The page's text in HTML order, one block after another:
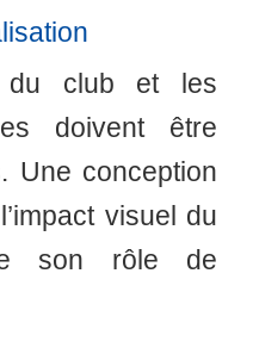
club et les
doivent être
Une conception
visuel du
son rôle de